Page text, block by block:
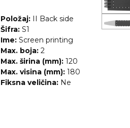
Položaj:
II Back side
Šifra: S1
Ime: Screen printing
Max. boja: 2
Max. širina (mm): 120
Max. visina (mm): 180
Fiksna veličina: Ne